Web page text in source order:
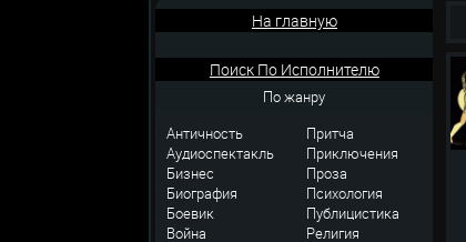
На главную
Поиск По Исполнителю
По жанру
Античность
Аудиоспектакль
Бизнес
Биография
Боевик
Война
Притча
Приключения
Проза
Психология
Публицистика
Религия